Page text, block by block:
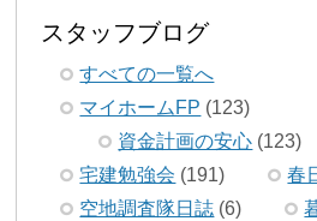
スタッフブログ
すべての一覧へ
マイホームFP (123)
資金計画の安心 (123)
宅建勉強会 (191) 春
空地調査隊日誌 (6)